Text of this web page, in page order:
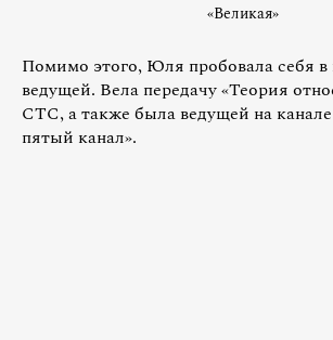
«Великая»
Помимо этого, Юля пробовала себя в
ведущей. Вела передачу «Теория
СТС, а также была ведущей на канале
пятый канал».